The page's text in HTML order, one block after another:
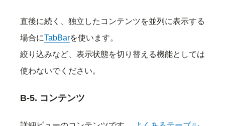
直後に続く、独立したコンテンツを並列に表示する
場合にTabBarを使います。
絞り込みなど、表示状態を切り替える機能としては
使わないでください。
B-5. コンテンツ